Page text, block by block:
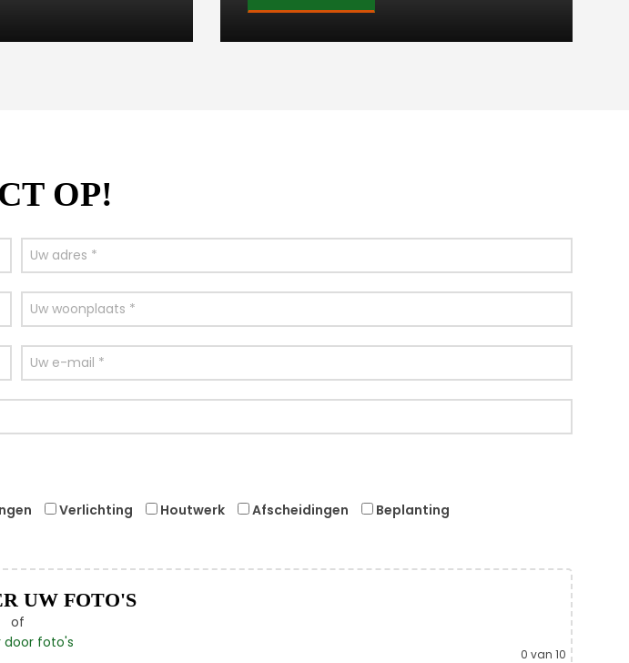
OP!
Verlichting Houtwerk Afscheidingen
Beplanting
UW FOTO'S
of
door foto's
0 van 10